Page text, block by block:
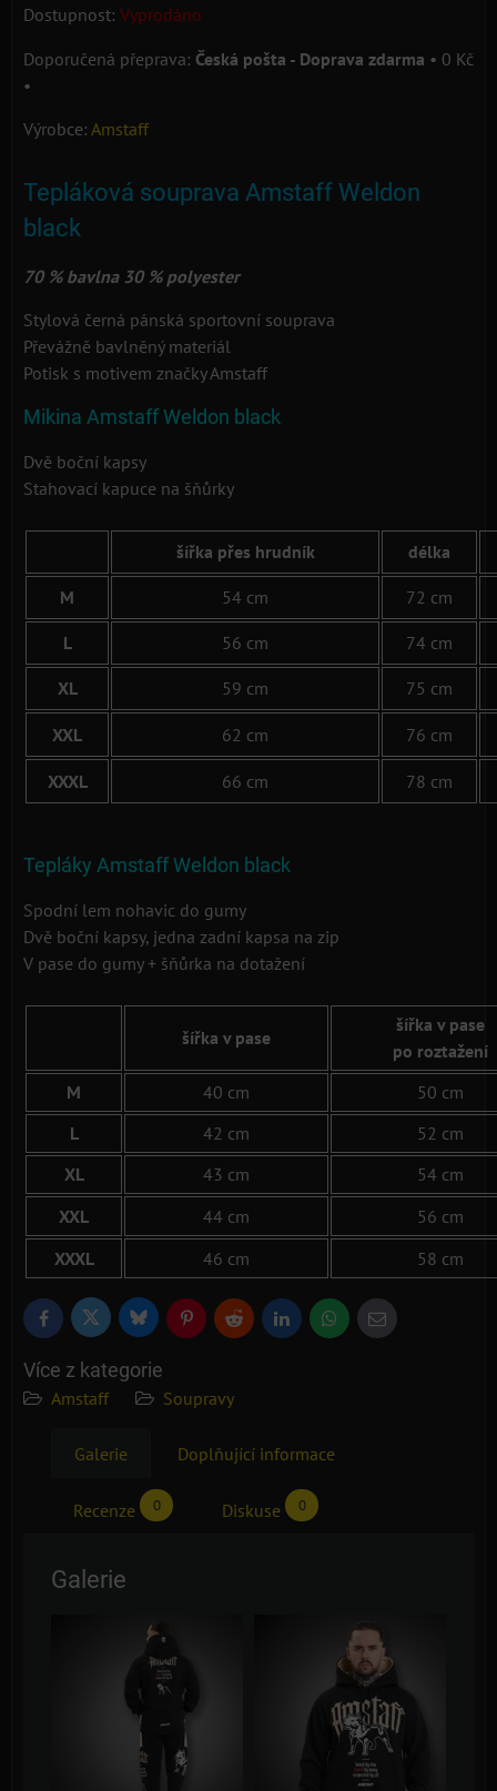
Dostupnost: Vyprodáno
Česká pošta - Doprava zdarma • 0 Kč
•
Výrobce: Amstaff
Tepláková souprava Amstaff Weldon
black
70 % bavlna 30 % polyester
Stylová černá pánská sportovní souprava
Převážně bavlněný materiál
Potisk s motivem značky Amstaff
Mikina Amstaff Weldon black
Dvě boční kapsy
Stahovací kapuce na šňůrky
šířka přes hrudník délka
M 54 cm 72 cm
L 56 cm 74 cm
XL 59 cm 75 cm
XXL 62 cm 76 cm
XXXL 66 cm 78 cm
Tepláky Amstaff Weldon black
Spodní lem nohavic do gumy
Dvě boční kapsy, jedna zadní kapsa na zip
V pase do gumy + šňůrka na dotažení
šířka v pase
šířka v pase
po roztažení
M
40 cm
50 cm
L
42 cm
52 cm
XL
43 cm
54 cm
XXL
44 cm
56 cm
XXXL
46 cm 58 cm
FacebookTwitter BlueskyPinterestReddit LinkedInWhatsApp
E-
mail
Více z kategorie
Amstaff Soupravy
Galerie Doplňující informace
Recenze 0 Diskuse 0
Galerie